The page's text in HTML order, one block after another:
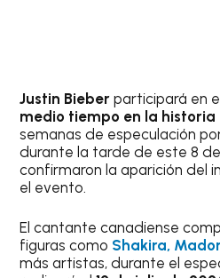
Justin Bieber participará en
medio tiempo en la historia
semanas de especulación
durante la tarde de este 8
confirmaron la aparición del
el evento.
El cantante canadiense
figuras como Shakira,
más artistas, durante el